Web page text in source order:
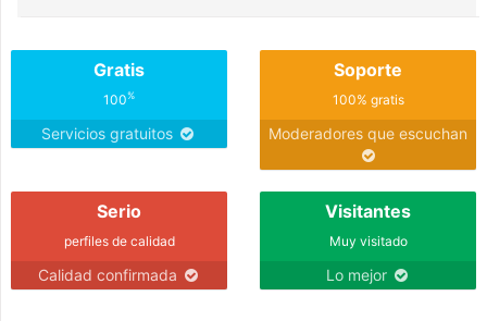
Gratis
100%
Servicios gratuitos
Soporte
100% gratis
Moderadores que escuchan
Serio
perfiles de calidad
Calidad confirmada
Visitantes
Muy visitado
Lo mejor